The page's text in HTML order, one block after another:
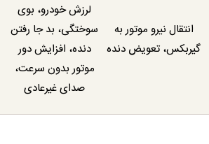
انتقال نیرو موتور به
گیربکس، تعویض دنده
لرزش خودرو، بوی
سوختگی، بد جا رفتن
دنده، افزایش دور
موتور بدون سرعت،
صدای غیرعادی